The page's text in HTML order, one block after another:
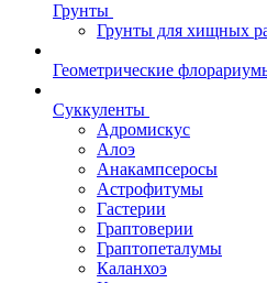
Грунты
Грунты для хищных
Геометрические
Суккуленты
Адромискус
Алоэ
Анакампсеросы
Астрофитумы
Гастерии
Граптоверии
Граптопеталумы
Каланхоэ